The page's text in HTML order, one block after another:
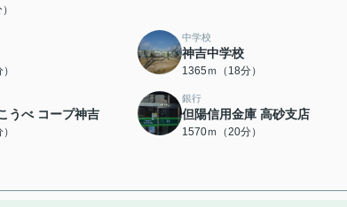
中学校
神吉中学校
1365ｍ（18分）
うべ コープ神吉
銀行
但陽信用金庫 高砂支店
1570ｍ（20分）